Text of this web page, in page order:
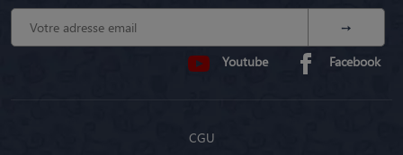
Youtube Facebook
CGU